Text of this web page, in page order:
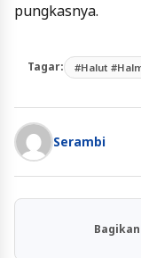
pungkasnya.
Tagar: #Halut
Serambi